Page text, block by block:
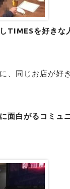
TIMESを好きな
、同じお店が好
面白がるコミュ